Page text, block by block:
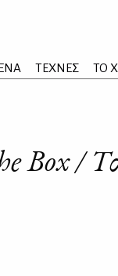
ΤΕΧΝΕΣ ΤΟ
Box /